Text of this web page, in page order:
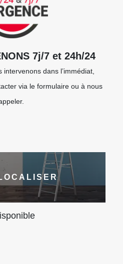
7j/7 et 24h/24
intervenons dans l’immédiat,
via le formulaire ou à nous